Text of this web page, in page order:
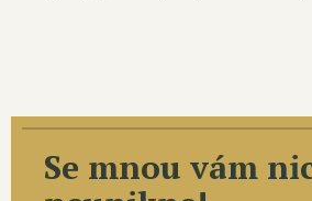
Se mnou vám